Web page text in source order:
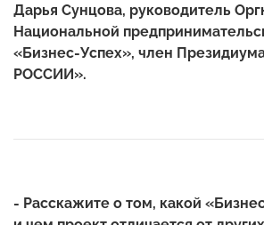
Дарья Сунцова, руководитель
Национальной
«Бизнес-Успех», член
РОССИИ».
- Расскажите о том, какой